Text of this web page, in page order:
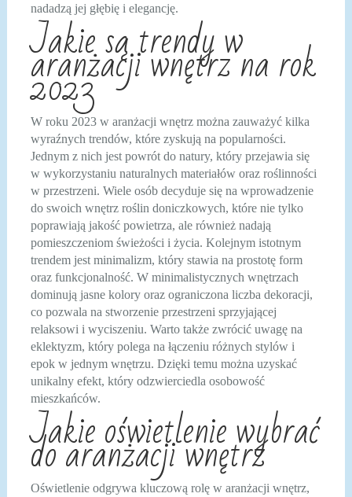
nadadzą jej głębię i elegancję.
Jakie są trendy w
aranżacji wnętrz na rok
2023
W roku 2023 w aranżacji wnętrz można zauważyć kilka
wyraźnych trendów, które zyskują na popularności.
Jednym z nich jest powrót do natury, który przejawia się
w wykorzystaniu naturalnych materiałów oraz roślinności
w przestrzeni. Wiele osób decyduje się na wprowadzenie
do swoich wnętrz roślin doniczkowych, które nie tylko
poprawiają jakość powietrza, ale również nadają
pomieszczeniom świeżości i życia. Kolejnym istotnym
trendem jest minimalizm, który stawia na prostotę form
oraz funkcjonalność. W minimalistycznych wnętrzach
dominują jasne kolory oraz ograniczona liczba dekoracji,
co pozwala na stworzenie przestrzeni sprzyjającej
relaksowi i wyciszeniu. Warto także zwrócić uwagę na
eklektyzm, który polega na łączeniu różnych stylów i
epok w jednym wnętrzu. Dzięki temu można uzyskać
unikalny efekt, który odzwierciedla osobowość
mieszkańców.
Jakie oświetlenie wybrać
do aranżacji wnętrz
Oświetlenie odgrywa kluczową rolę w aranżacji wnętrz,